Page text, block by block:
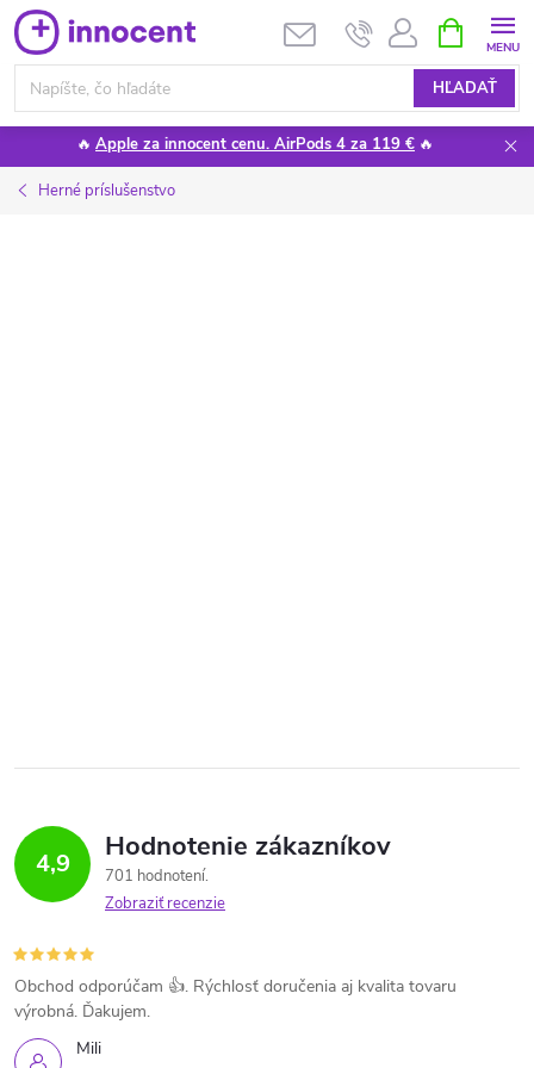
Prejsť
na
obsah
HĽADAŤ
KOŠÍK
🔥 Apple za innocent cenu. AirPods 4 za 119 € 🔥
Herné príslušenstvo
4,9 Hodnotenie zákazníkov
701 hodnotení
Zobraziť recenzie
Mili
Obchod odporúčam 👍. Rýchlosť doručenia aj kvalita tovaru
výrobná. Ďakujem.